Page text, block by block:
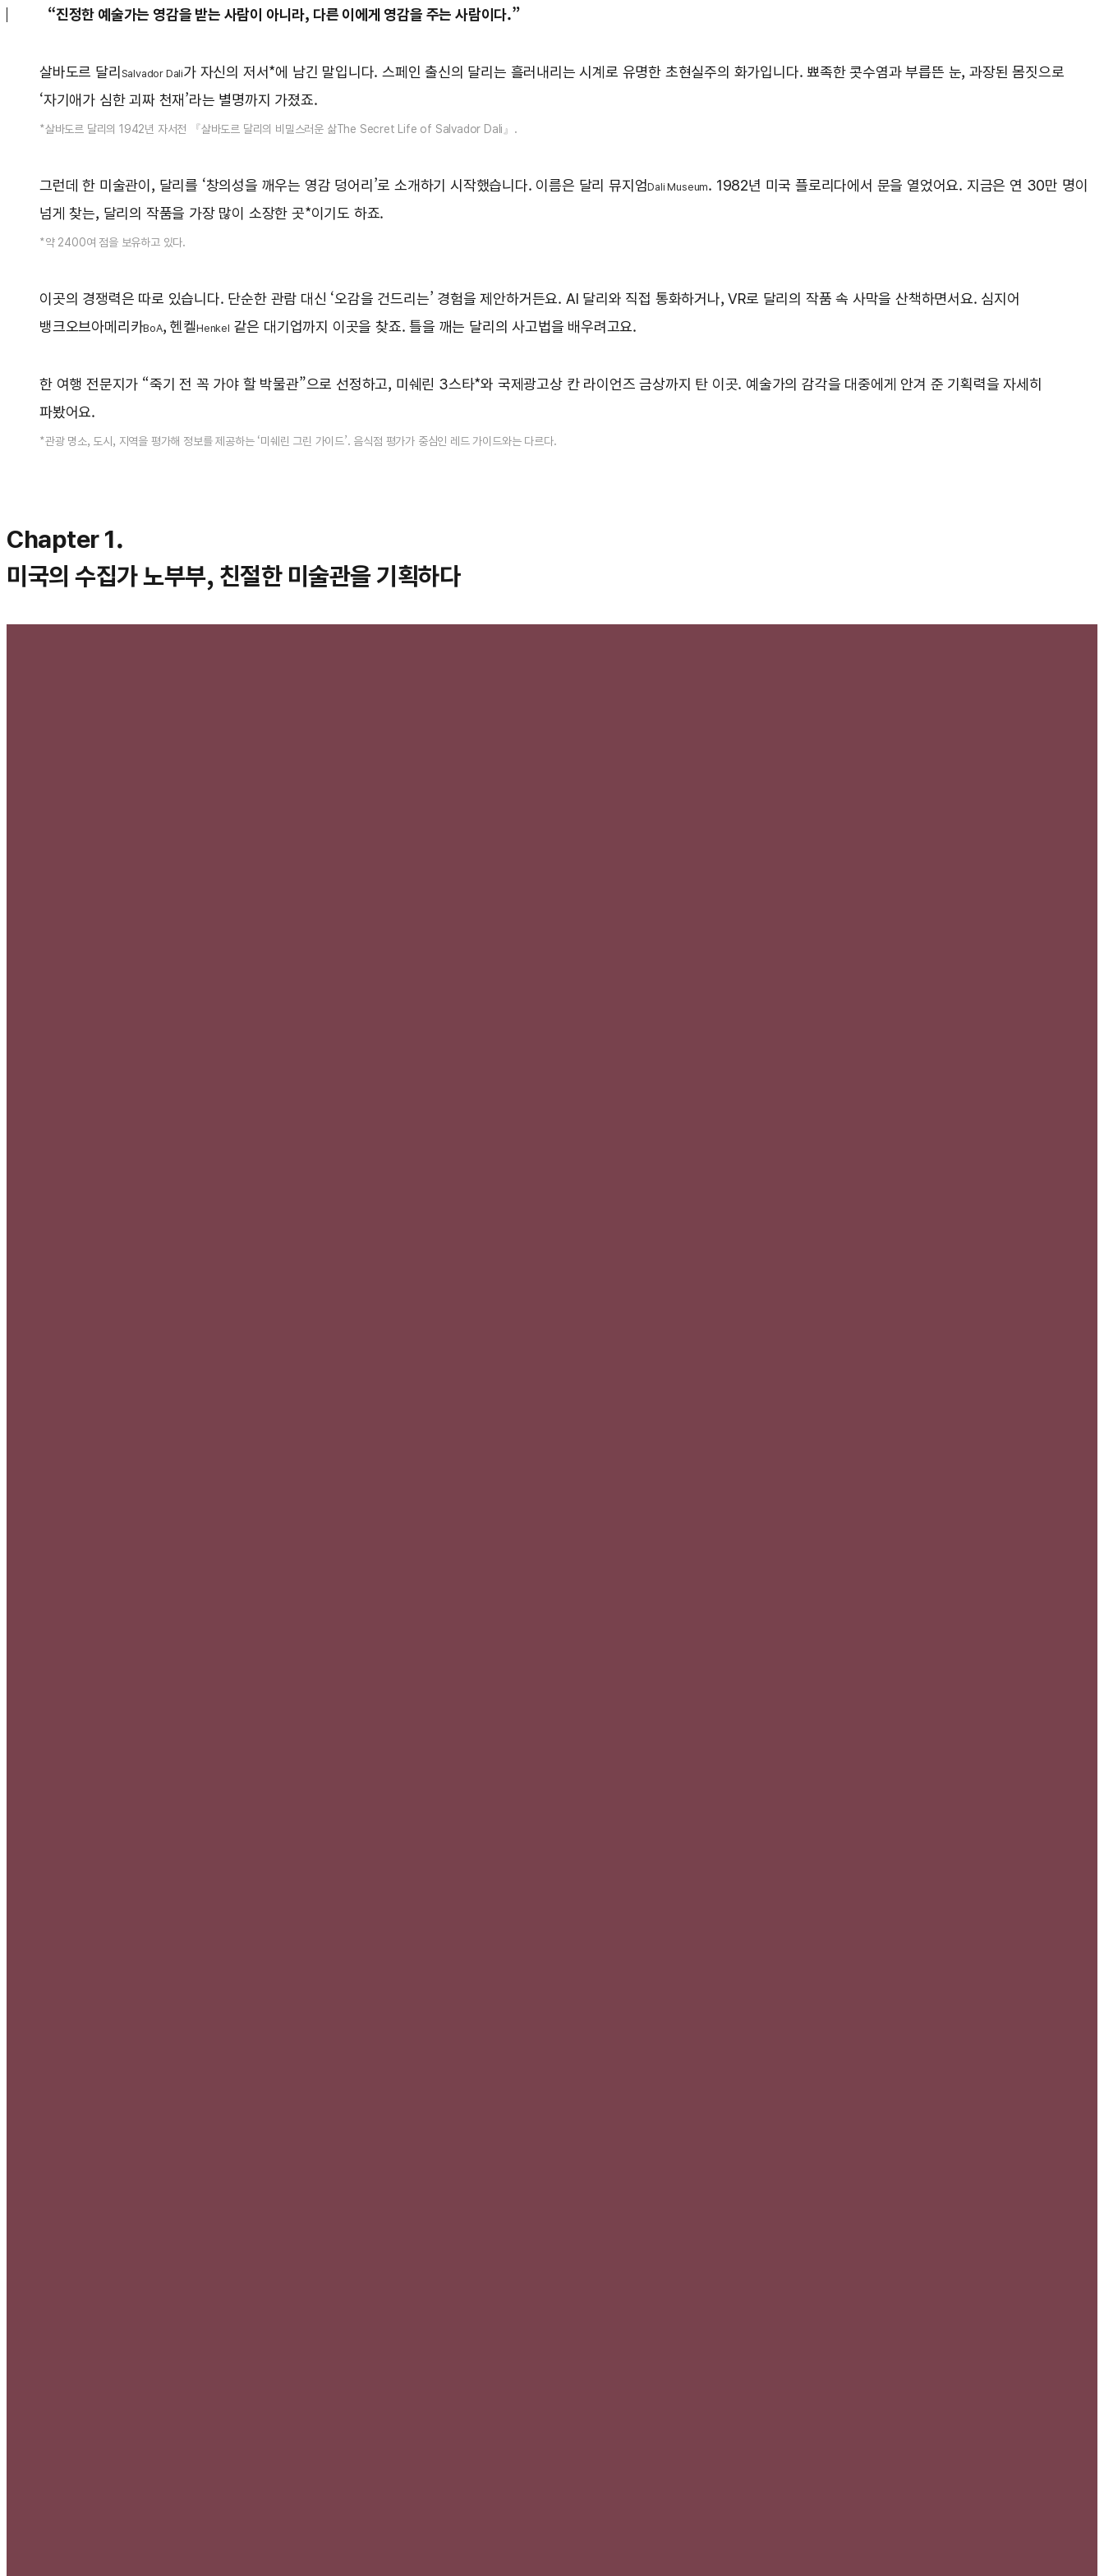
“진정한 예술가는 영감을 받는 사람이 아니라, 다른 이에게 영감을 주는 사람이다.”
살바도르 달리 Salvador Dali가 자신의 저서*에 남긴 말입니다. 스페인 출신의 달리는 흘러내리는 시계로 유명한 초현실주의 화가입니다. 뾰족한 콧수염과 부릅뜬 눈, 과장된 몸짓으로
‘자기애가 심한 괴짜 천재’라는 별명까지 가졌죠.
*살바도르 달리의 1942년 자서전 『살바도르 달리의 비밀스러운 삶The Secret Life of Salvador Dali』.
그런데 한 미술관이, 달리를 ‘창의성을 깨우는 영감 덩어리’로 소개하기 시작했습니다. 이름은 달리 뮤지엄Dali Museum. 1982년 미국 플로리다에서 문을 열었어요. 지금은 연 30만 명이
넘게 찾는, 달리의 작품을 가장 많이 소장한 곳*이기도 하죠.
*약 2400여 점을 보유하고 있다.
이곳의 경쟁력은 따로 있습니다. 단순한 관람 대신 ‘오감을 건드리는’ 경험을 제안하거든요. AI 달리와 직접 통화하거나, VR로 달리의 작품 속 사막을 산책하면서요. 심지어
뱅크오브아메리카BoA, 헨켈Henkel 같은 대기업까지 이곳을 찾죠. 틀을 깨는 달리의 사고법을 배우려고요.
한 여행 전문지가 “죽기 전 꼭 가야 할 박물관”으로 선정하고, 미쉐린 3스타*와 국제광고상 칸 라이언즈 금상까지 탄 이곳. 예술가의 감각을 대중에게 안겨 준 기획력을 자세히
파봤어요.
*관광 명소, 도시, 지역을 평가해 정보를 제공하는 ‘미쉐린 그린 가이드’. 음식점 평가가 중심인 레드 가이드와는 다르다.
Chapter 1.
미국의 수집가 노부부, 친절한 미술관을 기획하다